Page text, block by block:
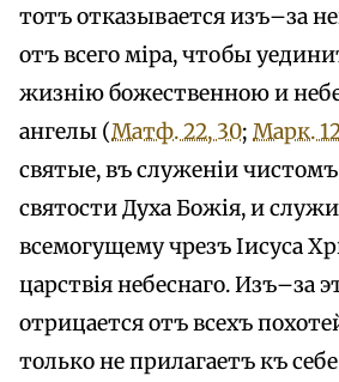
тотъ отказывается изъ–за
отъ всего міра, чтобы
жизнію божественною и
ангелы (Матф. 22, 30; Марк.
святые, въ служеніи
святости Духа Божія, и
всемогущему чрезъ Іисуса
царствія небеснаго. Изъ–за
отрицается отъ всехъ
только не прилагаетъ къ